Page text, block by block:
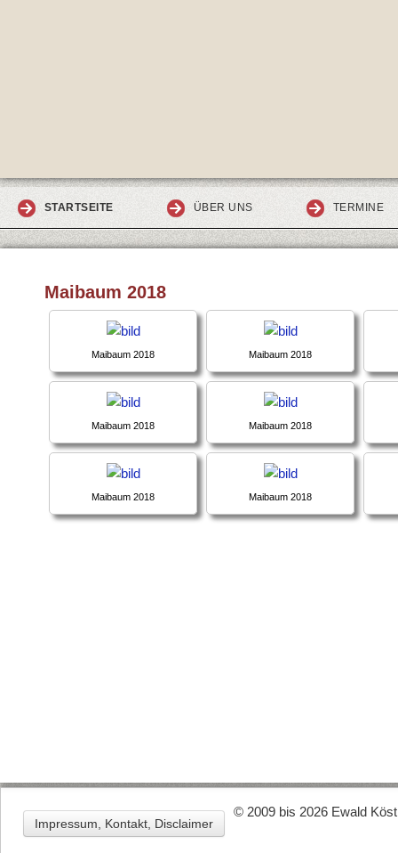
STARTSEITE ÜBER UNS TERMINE
Maibaum 2018
Maibaum 2018 Maibaum 2018
Maibaum 2018 Maibaum 2018
Maibaum 2018 Maibaum 2018
Impressum, Kontakt, Disclaimer
© 2009 bis 2026 Ewald